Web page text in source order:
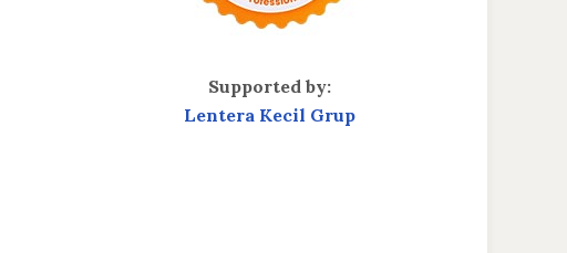
Supported by:
Lentera Kecil Grup